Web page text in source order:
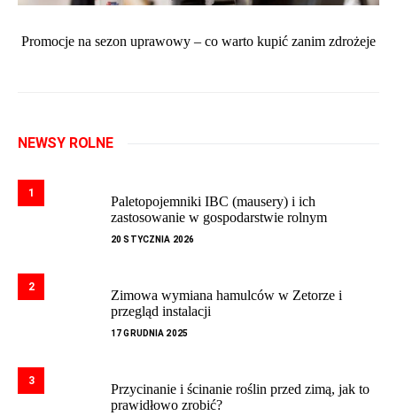
Promocje na sezon uprawowy – co warto kupić zanim zdrożeje
NEWSY ROLNE
1
Paletopojemniki IBC (mausery) i ich
zastosowanie w gospodarstwie rolnym
20 STYCZNIA 2026
2
Zimowa wymiana hamulców w Zetorze i
przegląd instalacji
17 GRUDNIA 2025
3
Przycinanie i ścinanie roślin przed zimą, jak to
prawidłowo zrobić?